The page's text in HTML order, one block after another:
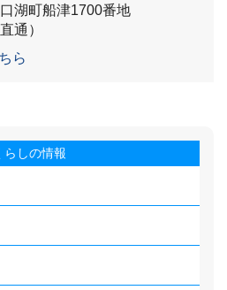
湖町船津1700番地
通）
ら
らしの情報